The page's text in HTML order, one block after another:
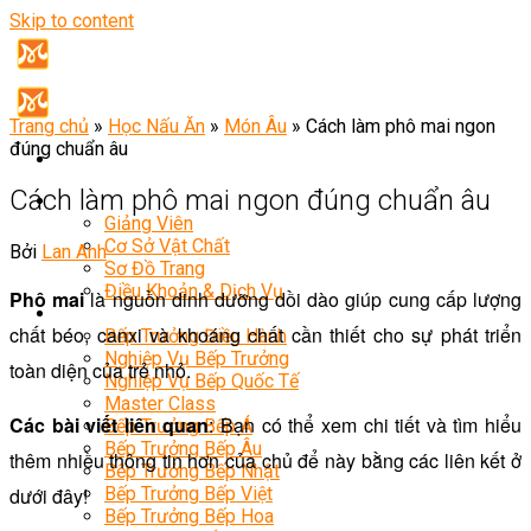
Skip to content
Giới Thiệu
Giảng Viên
Cơ Sở Vật Chất
Sơ Đồ Trang
Điều Khoản & Dịch Vụ
Khóa Học
Bếp Trưởng Điều Hành
Nghiệp Vụ Bếp Trưởng
Nghiệp Vụ Bếp Quốc Tế
Master Class
Bếp Trưởng Bếp Á
Bếp Trưởng Bếp Âu
Bếp Trưởng Bếp Nhật
Bếp Trưởng Bếp Việt
Bếp Trưởng Bếp Hoa
Trang chủ » Học Nấu Ăn » Món Âu » Cách làm phô mai ngon
đúng chuẩn âu
Cách làm phô mai ngon đúng chuẩn âu
Bởi Lan Anh
Phô mailà nguồn dinh dưỡng dồi dào giúp cung cấp lượng
chất béo, canxi và khoáng chất cần thiết cho sự phát triển
toàn diện của trẻ nhỏ.
Các bài viết liên quan: Bạn có thể xem chi tiết và tìm hiểu
thêm nhiều thông tin hơn của chủ để này bằng các liên kết ở
dưới đây!